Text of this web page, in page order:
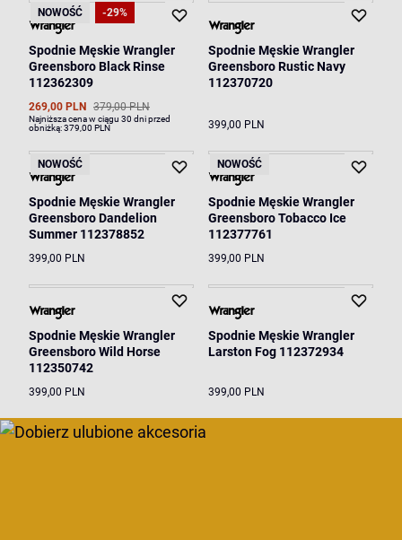
NOWOŚĆ -29%
Spodnie Męskie Wrangler
Greensboro Black Rinse
112362309
269,00 PLN 379,00 PLN
Najniższa cena w ciągu 30 dni przed
obniżką:379,00 PLN
Spodnie Męskie Wrangler
Greensboro Rustic Navy
112370720
399,00 PLN
NOWOŚĆ
Spodnie Męskie Wrangler
Greensboro Dandelion
Summer 112378852
399,00 PLN
NOWOŚĆ
Spodnie Męskie Wrangler
Greensboro Tobacco Ice
112377761
399,00 PLN
Spodnie Męskie Wrangler
Greensboro Wild Horse
112350742
399,00 PLN
Spodnie Męskie Wrangler
Larston Fog 112372934
399,00 PLN